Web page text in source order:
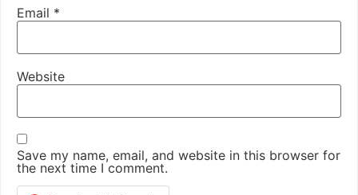
Email *
Website
Save my name, email, and website in this browser for
the next time I comment.